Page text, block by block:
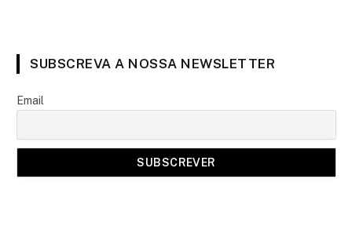
SUBSCREVA A NOSSA NEWSLETTER
Email